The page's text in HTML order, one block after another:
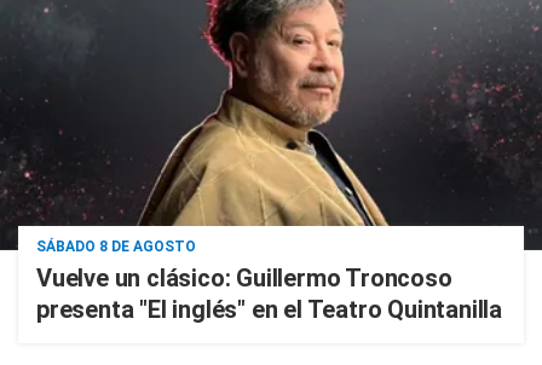
SÁBADO 8 DE AGOSTO
Vuelve un clásico: Guillermo Troncoso
presenta "El inglés" en el Teatro Quintanilla